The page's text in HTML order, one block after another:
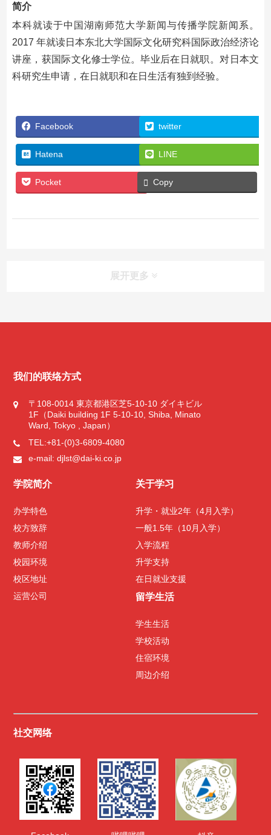
简介
本科就读于中国湖南师范大学新闻与传播学院新闻系。
2017 年就读日本东北大学国际文化研究科国际政治经济论
讲座，获国际文化修士学位。毕业后在日就职。对日本文
科研究生申请，在日就职和在日生活有独到经验。
Facebook twitter
Hatena LINE
Pocket Copy
展开更多
学校简介
教师介绍
校园环境
校区地址
运营公司
学生们采访 级别
我们的联络方式
〒108-0014 東京都港区芝5-10-10 ダイキビル
1F（Daiki building 1F 5-10-10, Shiba, Minato
Ward, Tokyo , Japan）
TEL:+81-(0)3-6809-4080
e-mail: djlst@dai-ki.co.jp
学院简介
办学特色
校方致辞
教师介绍
校园环境
校区地址
运营公司
关于学习
升学・就业2年（4月入学）
一般1.5年（10月入学）
入学流程
升学支持
在日就业支援
留学生活
学生生活
学校活动
住宿环境
周边介绍
社交网络